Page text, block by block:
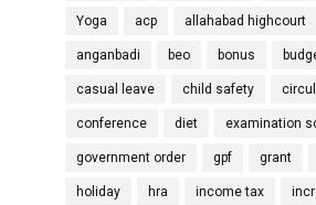
Yoga acp allahabad highcourt
anganbadi beo bonus
casual leave child safety
conference diet examination
government order gpf grant
holiday hra income tax